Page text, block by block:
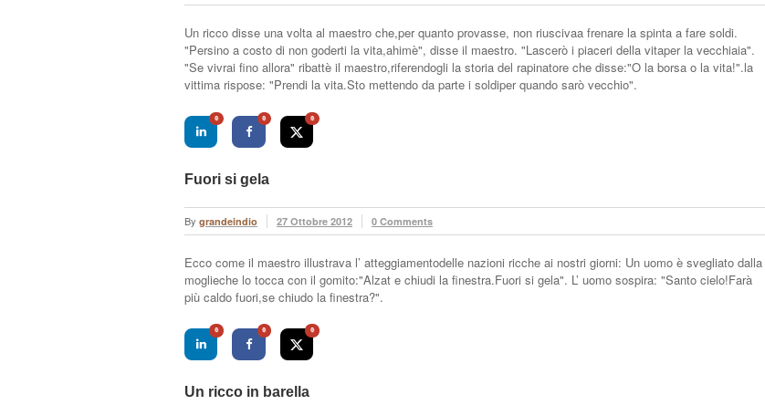
Un ricco disse una volta al maestro che,per quanto provasse, non riuscivaa frenare la spinta a fare soldi.
"Persino a costo di non goderti la vita,ahimè", disse il maestro. "Lascerò i piaceri della vitaper la vecchiaia".
"Se vivrai fino allora" ribattè il maestro,riferendogli la storia del rapinatore che disse:"O la borsa o la vita!".la
vittima rispose: "Prendi la vita.Sto mettendo da parte i soldiper quando sarò vecchio".
0 0 0
Fuori si gela
By grandeindio 27 Ottobre 2012 0 Comments
Ecco come il maestro illustrava l’ atteggiamentodelle nazioni ricche ai nostri giorni: Un uomo è svegliato dalla
moglieche lo tocca con il gomito:"Alzat e chiudi la finestra.Fuori si gela". L’ uomo sospira: "Santo cielo!Farà
più caldo fuori,se chiudo la finestra?".
0 0 0
Un ricco in barella